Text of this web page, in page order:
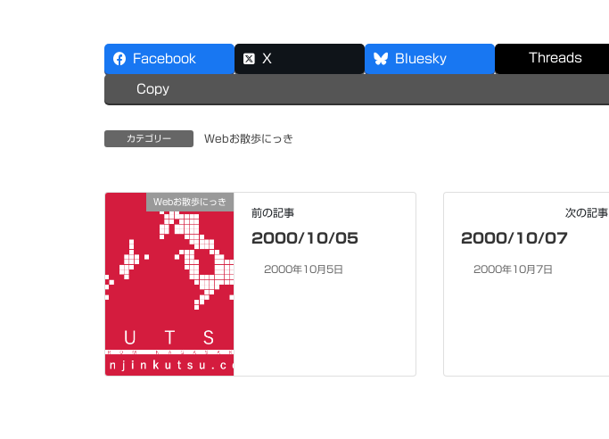
Facebook X Bluesky Threads
Copy
カテゴリー Webお散歩にっき
Webお散歩にっき
前の記事
2000/10/05
2000年10月5日
次の記事
2000/10/07
2000年10月7日